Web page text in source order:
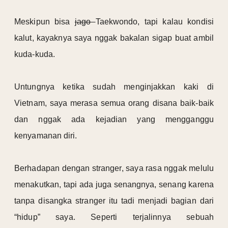
Meskipun bisajagoTaekwondo, tapi kalau kondisi
kalut, kayaknya saya nggak bakalan sigap buat ambil
kuda-kuda.
Untungnya ketika sudah menginjakkan kaki di
Vietnam, saya merasa semua orang disana baik-baik
dan nggak ada kejadian yang mengganggu
kenyamanan diri.
Berhadapan dengan stranger, saya rasa nggak melulu
menakutkan, tapi ada juga senangnya, senang karena
tanpa disangka stranger itu tadi menjadi bagian dari
“hidup” saya. Seperti terjalinnya sebuah